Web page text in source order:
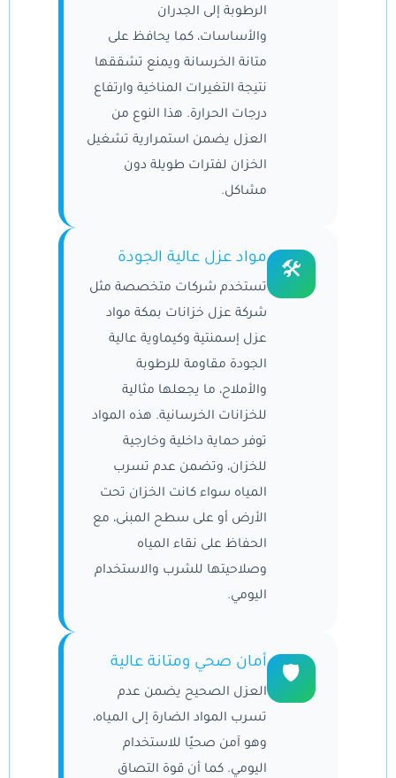
الرطوبة إلى الجدران
والأساسات، كما يحافظ على
متانة الخرسانة ويمنع تشققها
نتيجة التغيرات المناخية وارتفاع
درجات الحرارة. هذا النوع من
العزل يضمن استمرارية تشغيل
الخزان لفترات طويلة دون
مشاكل.
🛠
مواد عزل عالية الجودة
تستخدم شركات متخصصة مثل
شركة عزل خزانات بمكة مواد
عزل إسمنتية وكيماوية عالية
الجودة مقاومة للرطوبة
والأملاح، ما يجعلها مثالية
للخزانات الخرسانية. هذه المواد
توفر حماية داخلية وخارجية
للخزان، وتضمن عدم تسرب
المياه سواء كانت الخزان تحت
الأرض أو على سطح المبنى، مع
الحفاظ على نقاء المياه
وصلاحيتها للشرب والاستخدام
اليومي.
🛡
أمان صحي ومتانة عالية
العزل الصحيح يضمن عدم
تسرب المواد الضارة إلى المياه،
وهو آمن صحيًا للاستخدام
اليومي. كما أن قوة التصاق